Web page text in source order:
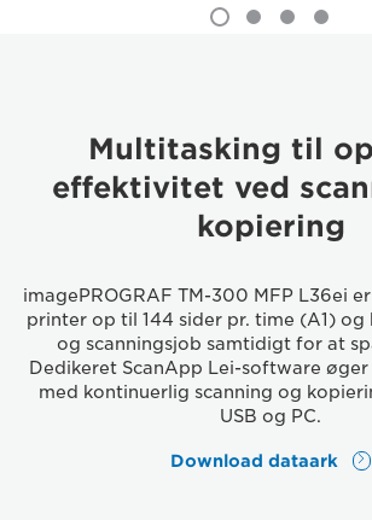
Multitasking til
effektivitet ved
kopiering
imagePROGRAF TM-300 MFP L36ei
printer op til 144 sider pr. time (A1)
og scanningsjob samtidigt for at
Dedikeret ScanApp Lei-software
med kontinuerlig scanning og
USB og PC.
Download dataark